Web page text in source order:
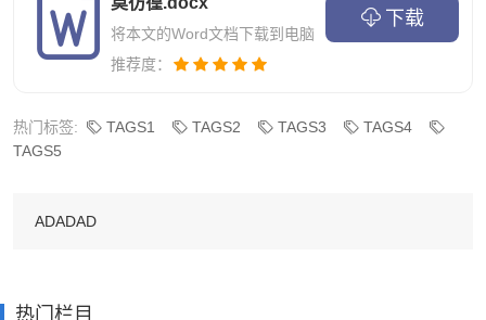
将本文的Word文档下载到电脑
推荐度：
下载
热门标签: TAGS1 TAGS2 TAGS3
TAGS4
TAGS5
ADADAD
热门栏目